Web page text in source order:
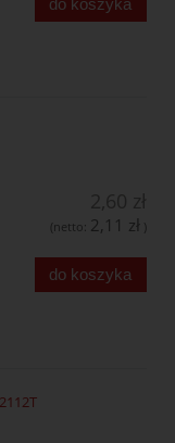
(netto: 2,11 zł )
do koszyka